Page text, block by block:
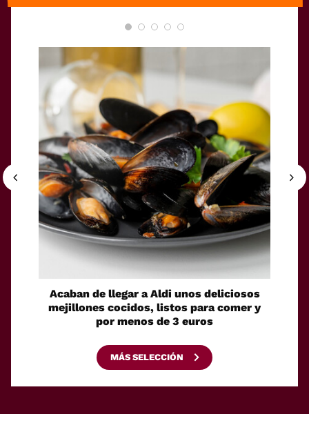
Acaban de llegar a Aldi unos deliciosos
mejillones cocidos, listos para comer y
por menos de 3 euros
MÁS SELECCIÓN